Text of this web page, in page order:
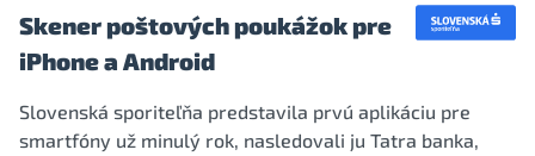
Skener poštových poukážok pre
iPhone a Android
Slovenská sporiteľňa predstavila prvú aplikáciu pre
smartfóny už minulý rok, nasledovali ju Tatra banka,